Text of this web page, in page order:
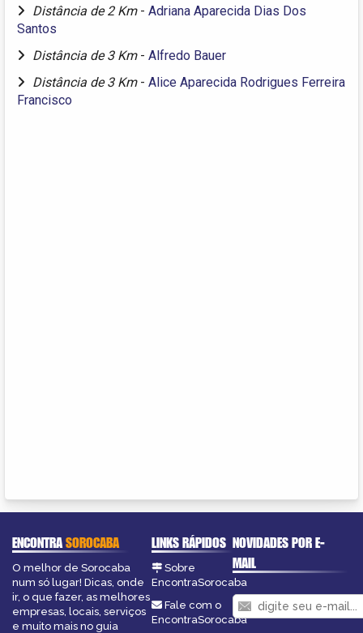
Distância de 2 Km - Adriana Aparecida Dias Dos
Santos
Distância de 3 Km - Alfredo Bauer
Distância de 3 Km - Alice Aparecida Rodrigues Ferreira
Francisco
ENCONTRASOROCABA
O melhor de Sorocaba
num só lugar! Dicas, onde
ir, o que fazer, as melhores
empresas, locais, serviços
e muito mais no guia
LINKS RÁPIDOS
Sobre
EncontraSorocaba
Fale com o
EncontraSorocaba
NOVIDADES POR E-
MAIL